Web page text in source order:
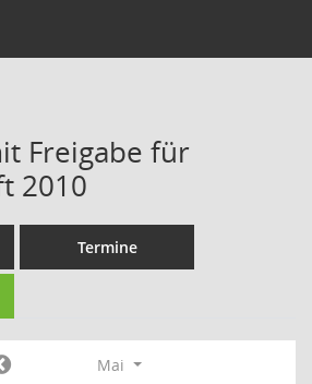
Freigabe für
2010
Termine
Mai